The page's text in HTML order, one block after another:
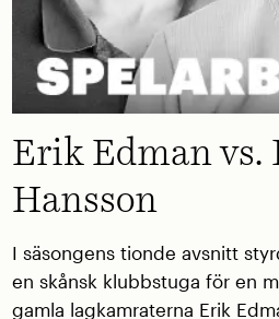
Erik Edman vs.
Hansson
I säsongens tionde avsnitt
en skånsk klubbstuga för en
gamla lagkamraterna Erik